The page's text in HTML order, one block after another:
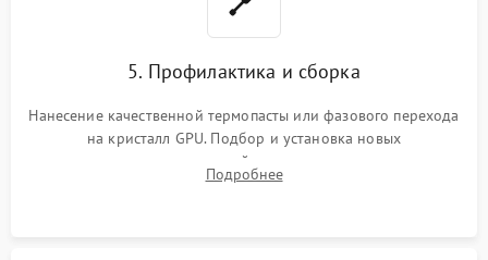
5. Профилактика и сборка
Нанесение качественной термопасты или фазового перехода
на кристалл GPU. Подбор и установка новых
термопрокладок правильной толщины на память и цепи
питания. Монтаж радиатора и бэкплейта, подключение и
Подробнее